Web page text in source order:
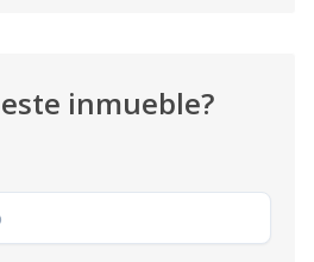
inmueble?